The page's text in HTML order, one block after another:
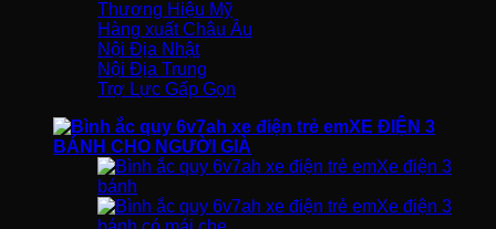
Thương Hiệu Mỹ
Hàng xuất Châu Âu
Nội Địa Nhật
Nội Địa Trung
Trợ Lực Gấp Gọn
XE ĐIỆN 3
BÁNH CHO NGƯỜI GIÀ
Xe điện 3
bánh
Xe điện 3